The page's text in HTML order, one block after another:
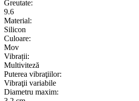
Greutate:
9.6
Material:
Silicon
Culoare:
Mov
Vibrații:
Multiviteză
Puterea vibraţiilor:
Vibraţii variabile
Diametru maxim: